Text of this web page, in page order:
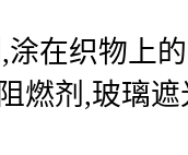
涂在织物上
燃剂,玻璃